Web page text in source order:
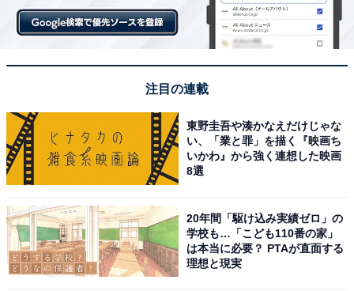
応 、探せる範囲が最大1.5 倍に広がった「正確な場所を見
Amazonで見る
注目の連載
東野圭吾や湊かなえだけじゃな
い、「業と罪」を描く『映画ち
いかわ』から強く連想した映画
8選
20年間「駆け込み実績ゼロ」の
学校も…「こども110番の家」
は本当に必要？ PTAが直面する
理想と現実